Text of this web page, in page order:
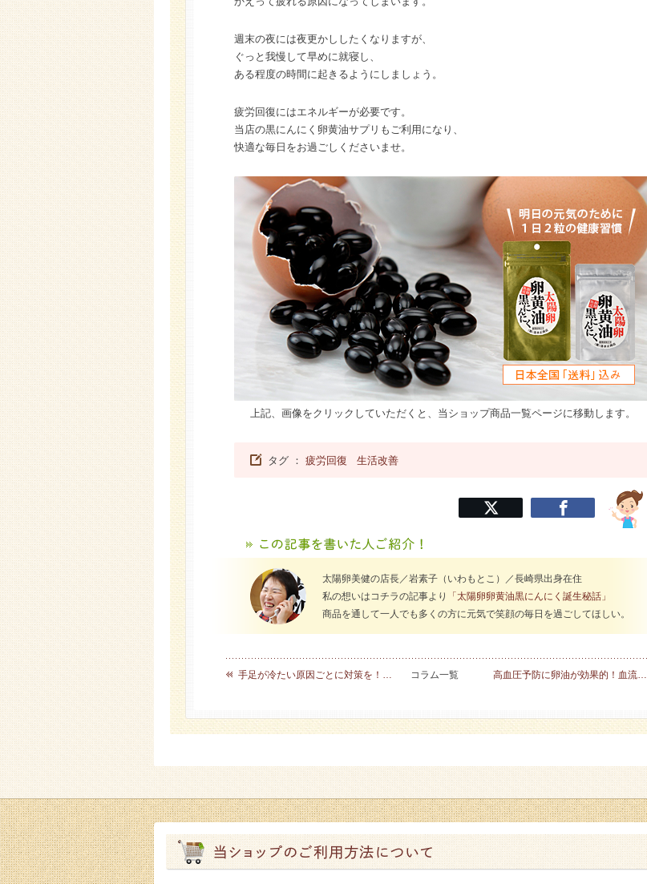
週末の夜には夜更かししたくなりますが、
ぐっと我慢して早めに就寝し、
ある程度の時間に起きるようにしましょう。
疲労回復にはエネルギーが必要です。
当店の黒にんにく卵黄油サプリもご利用になり、
快適な毎日をお過ごしくださいませ。
上記、画像をクリックしていただくと、当ショップ商品一覧ページに移動します。
タグ ： 疲労回復 生活改善
太陽卵美健の店長／岩素子（いわもとこ）／長崎県出身在住
私の想いはコチラの記事より
「太陽卵卵黄油黒にんにく誕生秘話」
商品を通して一人でも多くの方に元気で笑顔の毎日を過ごしてほしい。
手足が冷たい原因ごとに対策を！… コラム一覧 高血圧予防に卵油が効果的！血流…